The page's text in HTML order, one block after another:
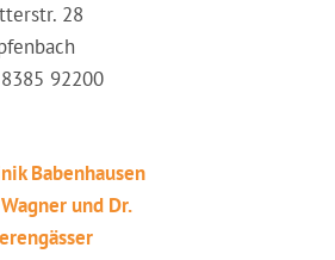
28
92200
Babenhausen
und Dr.